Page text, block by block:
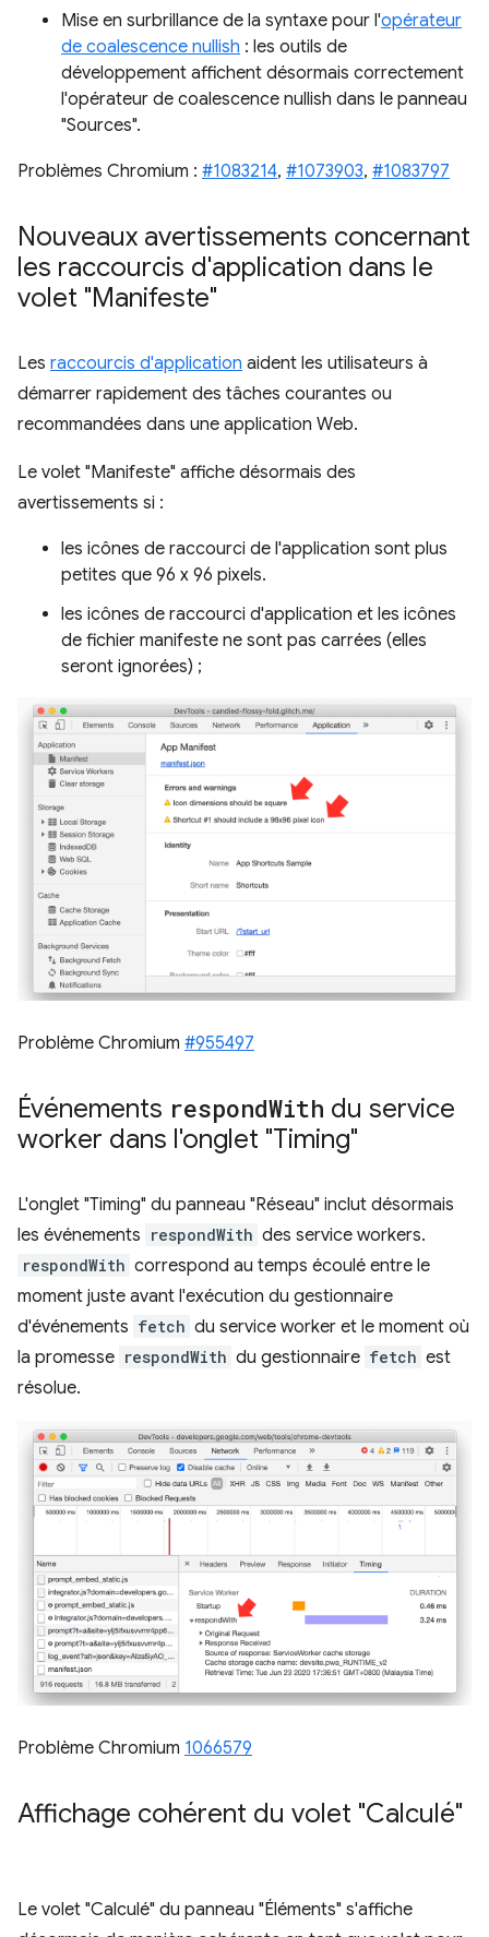
Mise en surbrillance de la syntaxe pour l'opérateur
de coalescence nullish : les outils de
développement affichent désormais correctement
l'opérateur de coalescence nullish dans le panneau
"Sources".
Problèmes Chromium : #1083214, #1073903, #1083797
Nouveaux avertissements concernant
les raccourcis d'application dans le
volet "Manifeste"
Les raccourcis d'application aident les utilisateurs à
démarrer rapidement des tâches courantes ou
recommandées dans une application Web.
Le volet "Manifeste" affiche désormais des
avertissements si :
les icônes de raccourci de l'application sont plus
petites que 96 x 96 pixels.
les icônes de raccourci d'application et les icônes
de fichier manifeste ne sont pas carrées (elles
seront ignorées) ;
Problème Chromium #955497
Événements respondWith du service
worker dans l'onglet "Timing"
L'onglet "Timing" du panneau "Réseau" inclut désormais
les événements respondWith des service workers.
respondWith correspond au temps écoulé entre le
moment juste avant l'exécution du gestionnaire
d'événements fetch du service worker et le moment où
la promesse respondWith du gestionnaire fetch est
résolue.
Problème Chromium 1066579
Affichage cohérent du volet "Calculé"
Le volet "Calculé" du panneau "Éléments" s'affiche